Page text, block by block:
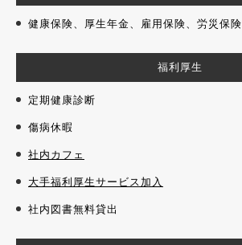
健康保険、厚生年金、雇用保険、労災保険
福利厚生
定期健康診断
傷病休暇
社内カフェ
大手福利厚生サービス加入
社内図書無料貸出